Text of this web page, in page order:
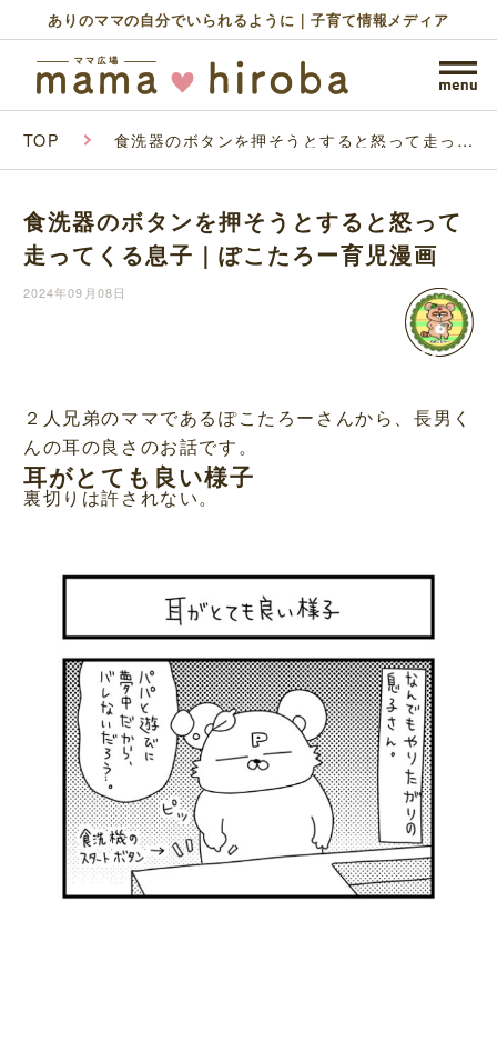
ありのママの自分でいられるように｜子育て情報メディア
TOP 食洗器のボタンを押そうとすると怒って走って
食洗器のボタンを押そうとすると怒って
走ってくる息子｜ぽこたろー育児漫画
2024年09月08日
２人兄弟のママであるぽこたろーさんから、長男く
んの耳の良さのお話です。
耳がとても良い様子
裏切りは許されない。